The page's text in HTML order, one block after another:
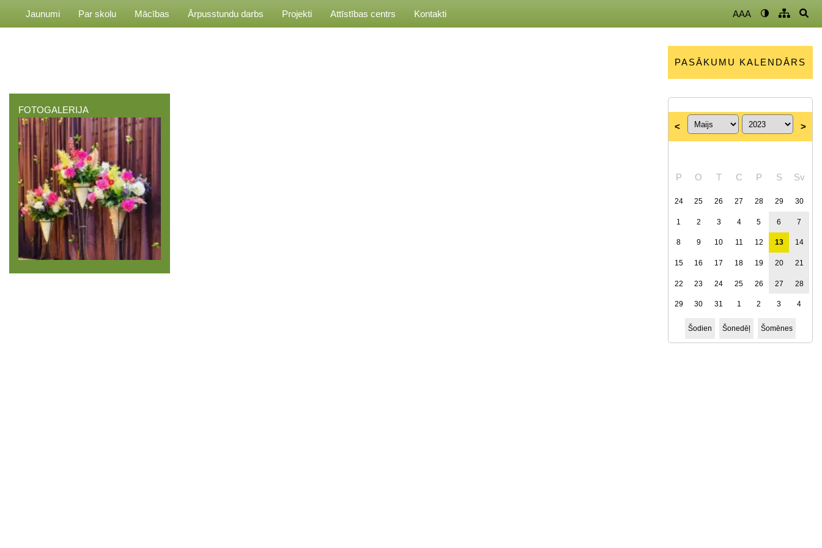
Jaunumi Par skolu Mācības Ārpusstundu darbs Projekti Attīstības centrs Kontakti AAA
FOTOGALERIJA
PASĀKUMU KALENDĀRS
< >
P O T C P S Sv
24 25 26 27 28 29 30
1 2 3 4 5 6 7
8 9 10 11 12 13 14
15 16 17 18 19 20 21
22 23 24 25 26 27 28
29 30 31 1 2 3 4
Šodien Šonedēļ Šomēnes